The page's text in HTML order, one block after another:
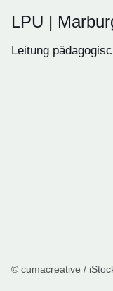
LPU |
Leitung
© cumacreative /